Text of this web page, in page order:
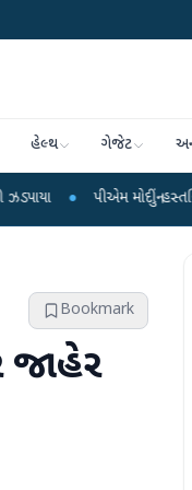
હેલ્થ ગેજેટ
પીએમ મોદીનું હસ્તલિખિત
Bookmark
જાહેર